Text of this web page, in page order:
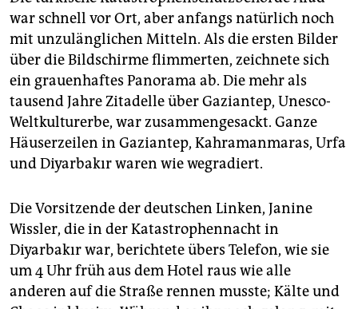
war schnell vor Ort, aber anfangs natürlich noch
mit unzulänglichen Mitteln. Als die ersten Bilder
über die Bildschirme flimmerten, zeichnete sich
ein grauenhaftes Panorama ab. Die mehr als
tausend Jahre Zitadelle über Gaziantep, Unesco-
Weltkulturerbe, war zusammengesackt. Ganze
Häuserzeilen in Gaziantep, Kahramanmaras, Urfa
und Diyarbakır waren wie wegradiert.
Die Vorsitzende der deutschen Linken, Janine
Wissler, die in der Katastrophennacht in
Diyarbakır war, berichtete übers Telefon, wie sie
um 4 Uhr früh aus dem Hotel raus wie alle
anderen auf die Straße rennen musste; Kälte und